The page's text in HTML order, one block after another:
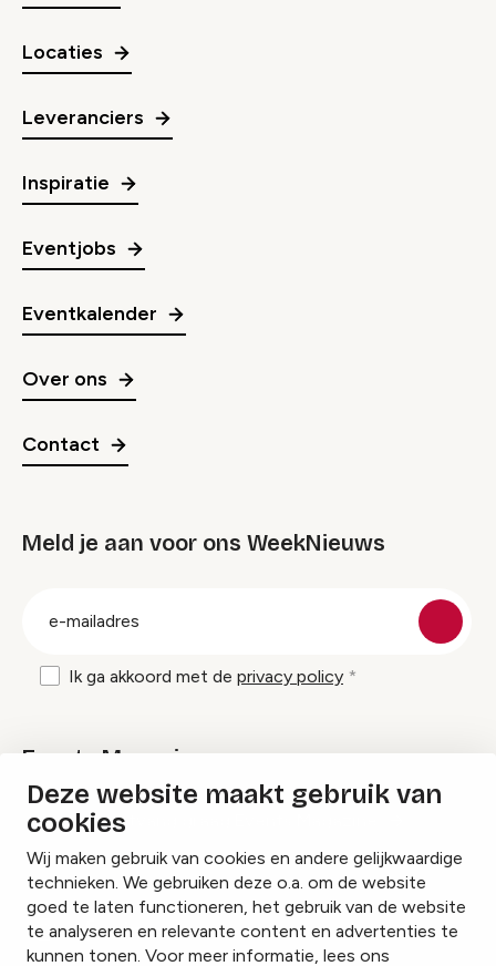
Deze website maakt gebruik van
cookies
Wij maken gebruik van cookies en andere gelijkwaardige
technieken. We gebruiken deze o.a. om de website
goed te laten functioneren, het gebruik van de website
te analyseren en relevante content en advertenties te
kunnen tonen. Voor meer informatie, lees ons
Locaties
Leveranciers
Inspiratie
Eventjobs
Eventkalender
Over ons
Contact
Meld je aan voor ons WeekNieuws
Ik ga akkoord met de privacy policy
Events Magazine
Ik ontvang graag Events Magazine
InstagramFacebookLinkedIn